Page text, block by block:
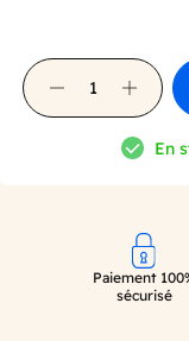
En
Paiement
sécurisé